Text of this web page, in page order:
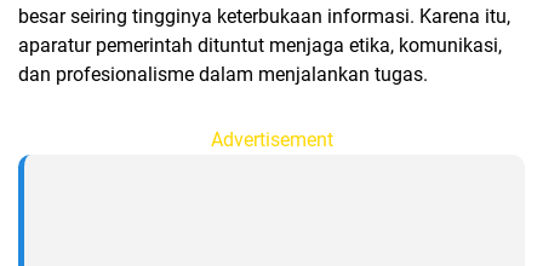
besar seiring tingginya keterbukaan informasi. Karena itu,
aparatur pemerintah dituntut menjaga etika, komunikasi,
dan profesionalisme dalam menjalankan tugas.
Advertisement